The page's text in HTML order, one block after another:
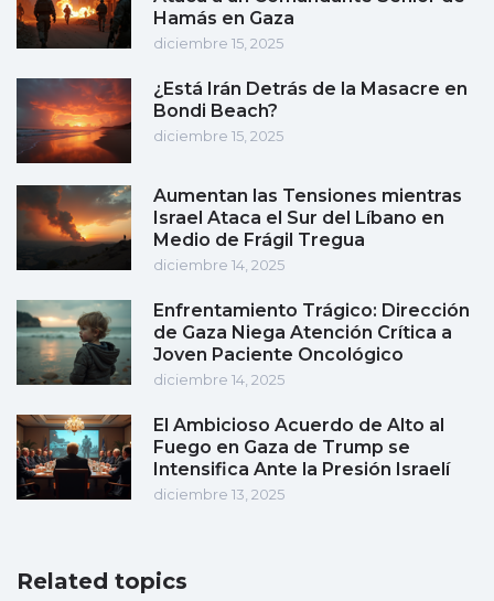
Hamás en Gaza
diciembre 15, 2025
¿Está Irán Detrás de la Masacre en
Bondi Beach?
diciembre 15, 2025
Aumentan las Tensiones mientras
Israel Ataca el Sur del Líbano en
Medio de Frágil Tregua
diciembre 14, 2025
Enfrentamiento Trágico: Dirección
de Gaza Niega Atención Crítica a
Joven Paciente Oncológico
diciembre 14, 2025
El Ambicioso Acuerdo de Alto al
Fuego en Gaza de Trump se
Intensifica Ante la Presión Israelí
diciembre 13, 2025
Related topics